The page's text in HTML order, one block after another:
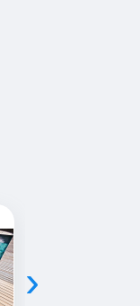
›